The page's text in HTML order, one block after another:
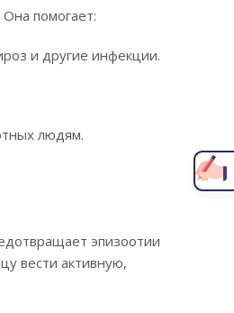
помогает:
и другие инфекции.
людям.
эпизоотии
вести активную,
Написать главному врачу